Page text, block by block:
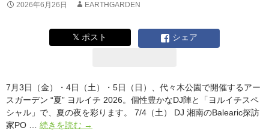
ア
ー
デ
ン
の
2026年6月26日 EARTHGARDEN
𝕏 ポスト シェア
7月3日（金）・4日（土）・5日（日）、代々木公園で開催するアー
スガーデン “夏” ヨルイチ 2026。個性豊かなDJ陣と「ヨルイチスペ
シャル」で、夏の夜を彩ります。 7/4（土） DJ 湘南のBalearic探訪
家PO … 続きを読む ア
→